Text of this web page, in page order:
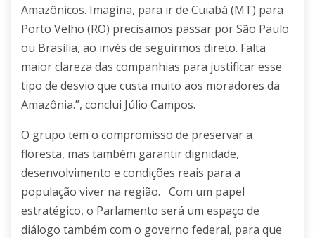
Amazônicos. Imagina, para ir de Cuiabá (MT) para
Porto Velho (RO) precisamos passar por São Paulo
ou Brasília, ao invés de seguirmos direto. Falta
maior clareza das companhias para justificar esse
tipo de desvio que custa muito aos moradores da
Amazônia.”, conclui Júlio Campos.
O grupo tem o compromisso de preservar a
floresta, mas também garantir dignidade,
desenvolvimento e condições reais para a
população viver na região. Com um papel
estratégico, o Parlamento será um espaço de
diálogo também com o governo federal, para que